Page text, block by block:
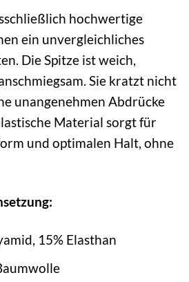
hochwertige
ein unvergleichliches
Die Spitze ist weich,
Sie kratzt nicht
unangenehmen Abdrücke
Material sorgt für
und optimalen Halt, ohne
15% Elasthan